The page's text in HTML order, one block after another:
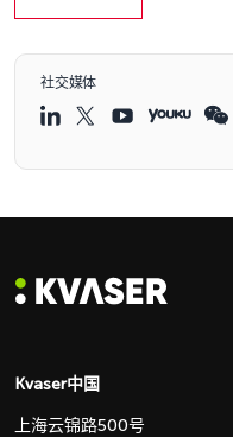
社交媒体
Kvaser中国
上海云锦路500号